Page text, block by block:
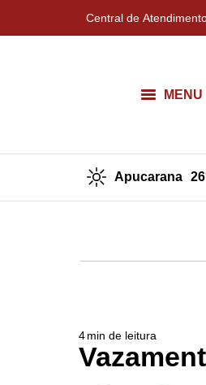
Central de
MENU
Apucarana
4min de leitura